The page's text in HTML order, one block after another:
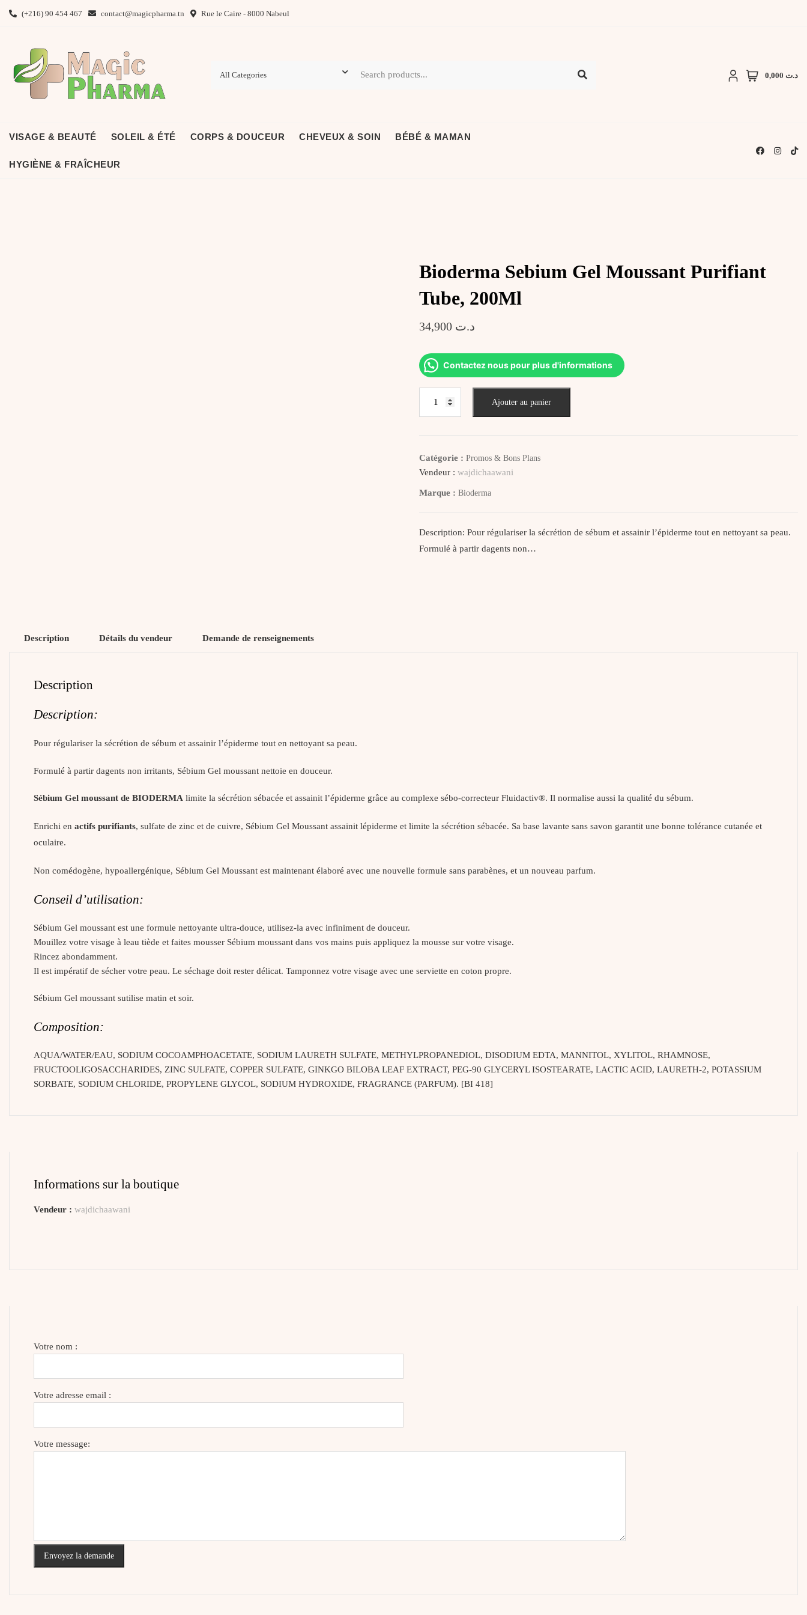
(+216) 90 454 467 contact@magicpharma.tn Rue le Caire - 8000 Nabeul
د.ت 0,000
VISAGE & BEAUTÉ SOLEIL & ÉTÉ CORPS & DOUCEUR CHEVEUX & SOIN BÉBÉ & MAMAN
HYGIÈNE & FRAÎCHEUR
Bioderma Sebium Gel Moussant Purifiant
Tube, 200Ml
د.ت
Contactez nous pour plus d'informations
Moussant
Tube,
Ajouter au panier
Catégorie :Promos & Bons Plans
Vendeur :wajdichaawani
Marque :Bioderma
Description: Pour régulariser la sécrétion de sébum et assainir l’épiderme tout en nettoyant sa peau.
Formulé à partir dagents non…
Description Détails du vendeur Demande de renseignements
Description
Description:
Pour régulariser la sécrétion de sébum et assainir l’épiderme tout en nettoyant sa peau.
Formulé à partir dagents non irritants, Sébium Gel moussant nettoie en douceur.
Sébium Gel moussant de BIODERMA limite la sécrétion sébacée et assainit l’épiderme grâce au complexe sébo-correcteur Fluidactiv®. Il normalise aussi la qualité du sébum.
Enrichi en actifs purifiants, sulfate de zinc et de cuivre, Sébium Gel Moussant assainit lépiderme et limite la sécrétion sébacée. Sa base lavante sans savon garantit une bonne tolérance cutanée et
oculaire.
Non comédogène, hypoallergénique, Sébium Gel Moussant est maintenant élaboré avec une nouvelle formule sans parabènes, et un nouveau parfum.
Conseil d’utilisation:
Sébium Gel moussant est une formule nettoyante ultra-douce, utilisez-la avec infiniment de douceur.
Mouillez votre visage à leau tiède et faites mousser Sébium moussant dans vos mains puis appliquez la mousse sur votre visage.
Rincez abondamment.
Il est impératif de sécher votre peau. Le séchage doit rester délicat. Tamponnez votre visage avec une serviette en coton propre.
Sébium Gel moussant sutilise matin et soir.
Composition:
AQUA/WATER/EAU, SODIUM COCOAMPHOACETATE, SODIUM LAURETH SULFATE, METHYLPROPANEDIOL, DISODIUM EDTA, MANNITOL, XYLITOL, RHAMNOSE,
FRUCTOOLIGOSACCHARIDES, ZINC SULFATE, COPPER SULFATE, GINKGO BILOBA LEAF EXTRACT, PEG-90 GLYCERYL ISOSTEARATE, LACTIC ACID, LAURETH-2, POTASSIUM
SORBATE, SODIUM CHLORIDE, PROPYLENE GLYCOL, SODIUM HYDROXIDE, FRAGRANCE (PARFUM). [BI 418]
Informations sur la boutique
Vendeur : wajdichaawani
Votre nom :
Votre adresse email :
Votre message:
Envoyez la demande